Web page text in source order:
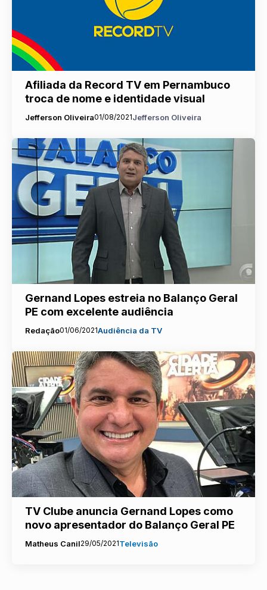
Afiliada da Record TV em Pernambuco
troca de nome e identidade visual
Jefferson Oliveira01/08/2021Jefferson Oliveira
Gernand Lopes estreia no Balanço Geral
PE com excelente audiência
Redação01/06/2021Audiência da TV
TV Clube anuncia Gernand Lopes como
novo apresentador do Balanço Geral PE
Matheus Canil29/05/2021Televisão